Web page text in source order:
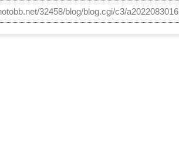
32458/blog/blog.cgi/c3/